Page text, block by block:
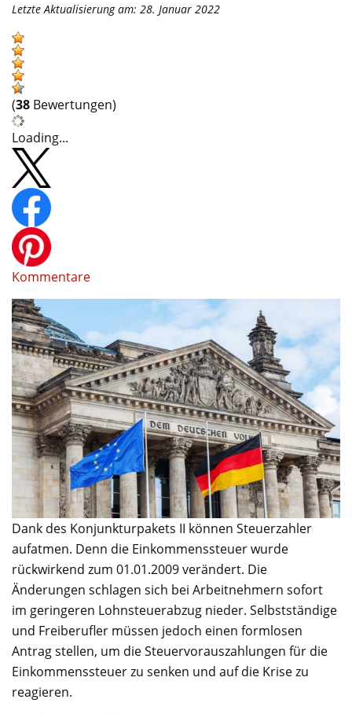
Letzte Aktualisierung am: 28. Januar 2022
(38 Bewertungen)
Loading...
Kommentare
Dank des Konjunkturpakets II können Steuerzahler
aufatmen. Denn die Einkommenssteuer wurde
rückwirkend zum 01.01.2009 verändert. Die
Änderungen schlagen sich bei Arbeitnehmern sofort
im geringeren Lohnsteuerabzug nieder. Selbstständige
und Freiberufler müssen jedoch einen formlosen
Antrag stellen, um die Steuervorauszahlungen für die
Einkommenssteuer zu senken und auf die Krise zu
reagieren.